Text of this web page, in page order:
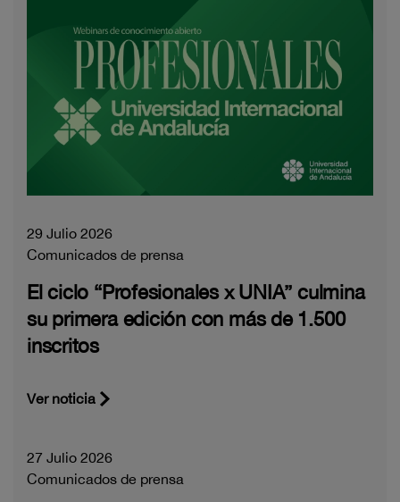
29 Julio 2026
Comunicados de prensa
El ciclo “Profesionales x UNIA” culmina
su primera edición con más de 1.500
inscritos
Ver noticia
27 Julio 2026
Comunicados de prensa